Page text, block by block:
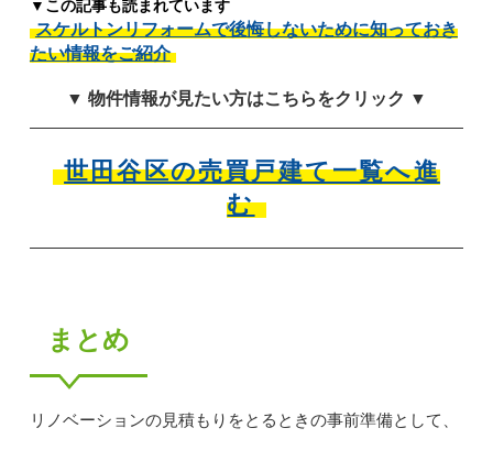
▼この記事も読まれています
スケルトンリフォームで後悔しないために知っておき
たい情報をご紹介
▼ 物件情報が見たい方はこちらをクリック ▼
世田谷区の売買戸建て一覧へ進
む
まとめ
リノベーションの見積もりをとるときの事前準備として、